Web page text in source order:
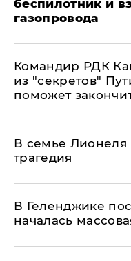
беспилотник и
газопровода
Командир РДК
из "секретов"
поможет
В семье
трагедия
В Геленджике
началась